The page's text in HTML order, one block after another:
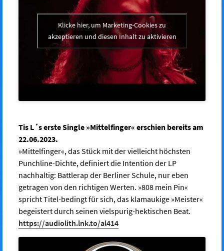
Klicke hier, um Marketing-Cookies zu
akzeptieren und diesen Inhalt zu aktivieren
Tis L´s erste Single »Mittelfinger« erschien bereits am
22.06.2023.
»Mittelfinger«, das Stück mit dervielleicht höchsten
Punchline-Dichte, definiertdie Intention der LP
nachhaltig: Battlerap der Berliner Schule, nur eben
getragen von den richtigen Werten. »808 mein Pin«
spricht Titel-bedingt für sich, das klamaukige »Meister«
begeistert durch seinen vielspurig-hektischen Beat.
https://audiolith.lnk.to/al414